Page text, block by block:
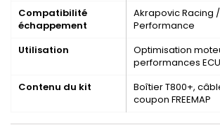
Compatibilité
échappement
Akrapovic Racing
Performance
Utilisation
Optimisation
performances ECU
Contenu du kit
Boîtier T800+,
coupon FREEMAP